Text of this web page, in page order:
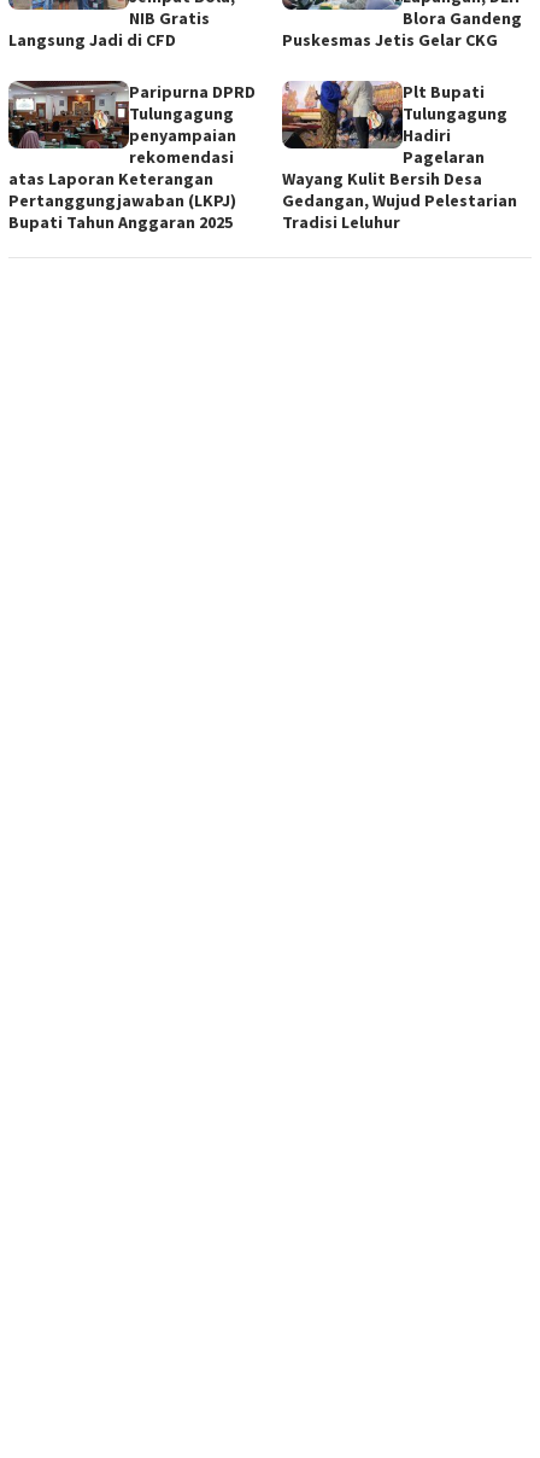
NIB Gratis
Langsung Jadi di CFD
Blora Gandeng
Puskesmas Jetis Gelar CKG
Paripurna DPRD
Tulungagung
penyampaian
rekomendasi
atas Laporan Keterangan
Pertanggungjawaban (LKPJ)
Bupati Tahun Anggaran 2025
Plt Bupati
Tulungagung
Hadiri
Pagelaran
Wayang Kulit Bersih Desa
Gedangan, Wujud Pelestarian
Tradisi Leluhur